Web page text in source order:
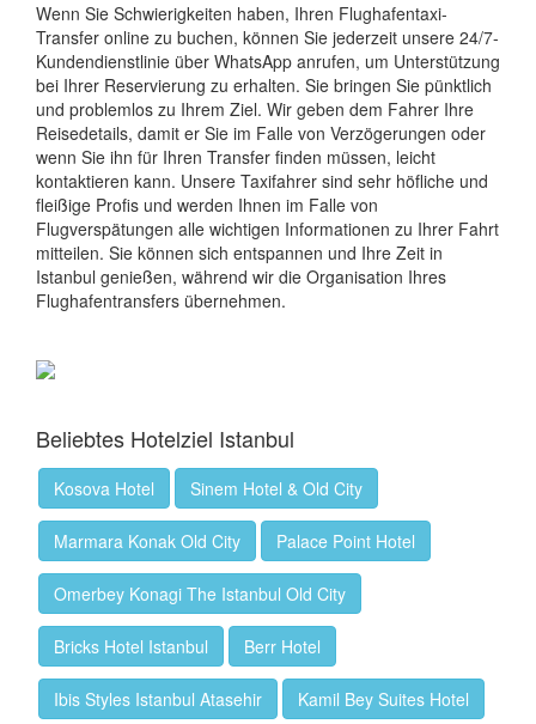
Wenn Sie Schwierigkeiten haben, Ihren Flughafentaxi-
Transfer online zu buchen, können Sie jederzeit unsere 24/7-
Kundendienstlinie über WhatsApp anrufen, um Unterstützung
bei Ihrer Reservierung zu erhalten. Sie bringen Sie pünktlich
und problemlos zu Ihrem Ziel. Wir geben dem Fahrer Ihre
Reisedetails, damit er Sie im Falle von Verzögerungen oder
wenn Sie ihn für Ihren Transfer finden müssen, leicht
kontaktieren kann. Unsere Taxifahrer sind sehr höfliche und
fleißige Profis und werden Ihnen im Falle von
Flugverspätungen alle wichtigen Informationen zu Ihrer Fahrt
mitteilen. Sie können sich entspannen und Ihre Zeit in
Istanbul genießen, während wir die Organisation Ihres
Flughafentransfers übernehmen.
Beliebtes Hotelziel Istanbul
Kosova Hotel Sinem Hotel & Old City
Marmara Konak Old City Palace Point Hotel
Omerbey Konagi The Istanbul Old City
Bricks Hotel Istanbul Berr Hotel
Ibis Styles Istanbul Atasehir Kamil Bey Suites Hotel